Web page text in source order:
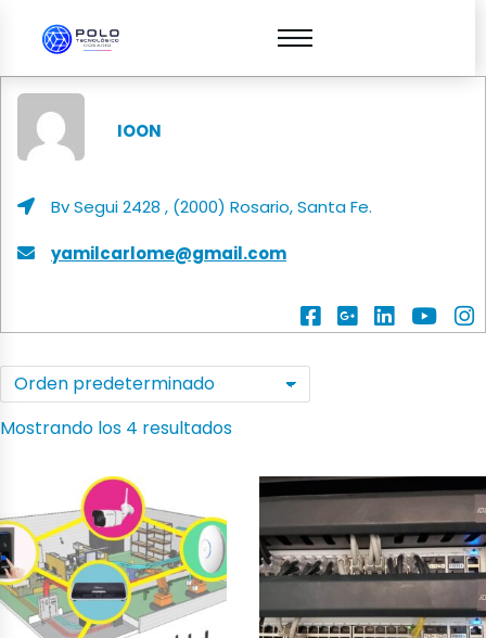
IOON
Bv Segui 2428 , (2000) Rosario, Santa Fe.
yamilcarlome@gmail.com
Mostrando los 4 resultados